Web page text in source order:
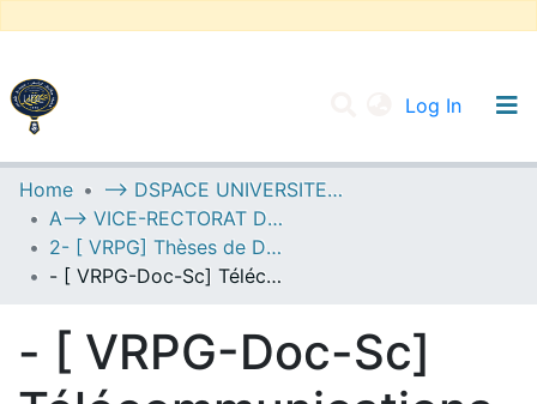
Log In
UNIVERSITY OF D.L SIDI BEL ABBES
Communities & Collections
All of DSpace
Home
--> DSPACE UNIVERSITE DJILALLI LIABES DE SIDI BEL ABBES
A--> VICE-RECTORAT DE LA POST-GRADUATION
2- [ VRPG] Thèses de Doctorat en Sciences
- [ VRPG-Doc-Sc] Télécommunications --- اتصالات سلكية ولاسلكية
- [ VRPG-Doc-Sc]